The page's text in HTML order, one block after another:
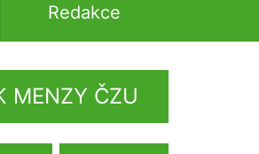
Redakce
MENZY ČZU